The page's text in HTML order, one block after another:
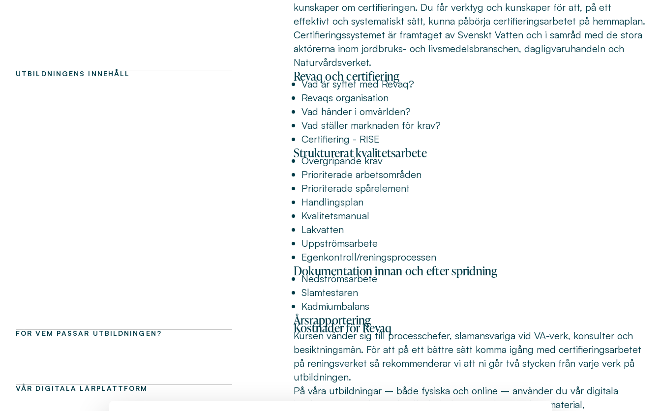
kunskaper om certifieringen. Du får verktyg och kunskaper för att, på ett
effektivt och systematiskt sätt, kunna påbörja certifieringsarbetet på hemmaplan.
Certifieringssystemet är framtaget av Svenskt Vatten och i samråd med de stora
aktörerna inom jordbruks- och livsmedelsbranschen, dagligvaruhandeln och
Naturvårdsverket.
UTBILDNINGENS INNEHÅLL Revaq och certifiering
Vad är syftet med Revaq?
Revaqs organisation
Vad händer i omvärlden?
Vad ställer marknaden för krav?
Certifiering - RISE
Strukturerat kvalitetsarbete
Övergripande krav
Prioriterade arbetsområden
Prioriterade spårelement
Handlingsplan
Kvalitetsmanual
Lakvatten
Uppströmsarbete
Egenkontroll/reningsprocessen
Dokumentation innan och efter spridning
Nedströmsarbete
Slamtestaren
Kadmiumbalans
Årsrapportering
Kostnader för Revaq
FÖR VEM PASSAR UTBILDNINGEN?
Kursen vänder sig till processchefer, slamansvariga vid VA-verk, konsulter och
besiktningsmän. För att på ett bättre sätt komma igång med certifieringsarbetet
på reningsverket så rekommenderar vi att ni går två stycken från varje verk på
utbildningen.
VÅR DIGITALA LÄRPLATTFORM
På våra utbildningar – både fysiska och online – använder du vår digitala
lärplattform. Här hittar du allt du behöver för kursen; kursmaterial,